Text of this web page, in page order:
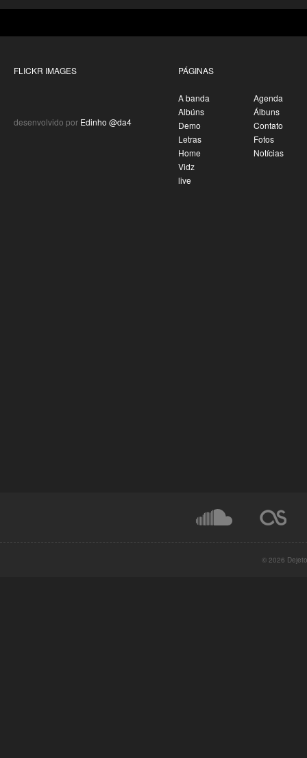
FLICKR IMAGES
desenvolvido por Edinho @da4
PÁGINAS
A banda
Albúns
Demo
Letras
Agenda
Álbuns
Contato
Fotos
Home
Notícias
Vidz
live
© 2026